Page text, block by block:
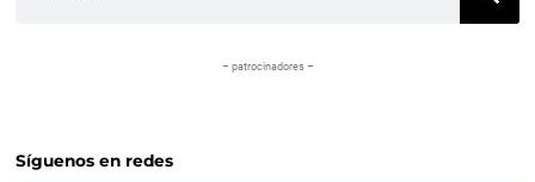
– patrocinadores –
Síguenos en redes